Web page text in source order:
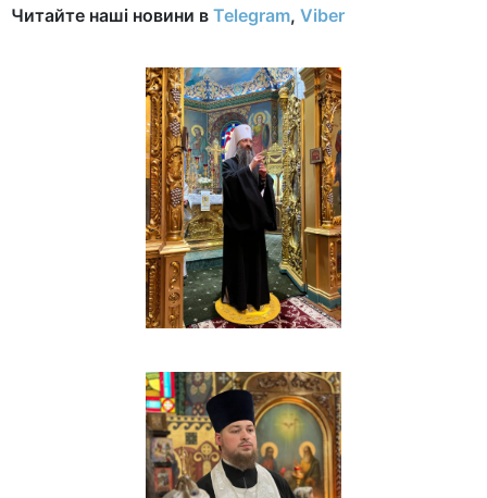
Читайте наші новини в Telegram, Viber